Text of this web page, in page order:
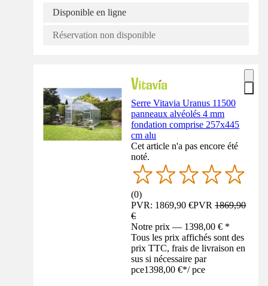
Disponible en ligne
Réservation non disponible
Serre Vitavia Uranus 11500
panneaux alvéolés 4 mm
fondation comprise 257x445
cm alu
Cet article n'a pas encore été
noté.
(0)
PVR: 1869,90 €PVR1869,90
€
Notre prix — 1398,00 € *
Tous les prix affichés sont des
prix TTC, frais de livraison en
sus si nécessaire par
pce1398,00 €*/ pce